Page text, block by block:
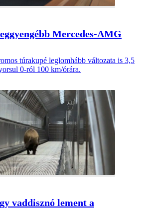
Mercedes-AMG
túrakupé leglomhább változata is 3,5
0-ról 100 km/órára.
vaddisznó lement a